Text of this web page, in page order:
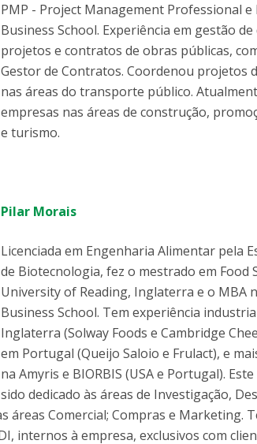
PMP - Project Management Professional e
Business School. Experiência em gestão
projetos e contratos de obras públicas,
Gestor de Contratos. Coordenou projetos
nas áreas do transporte público.
empresas nas áreas de construção,
e turismo.
Pilar Morais
Licenciada em Engenharia Alimentar pela
de Biotecnologia, fez o mestrado em Food
University of Reading, Inglaterra e o MBA
Business School. Tem experiência
Inglaterra (Solway Foods e Cambridge
em Portugal (Queijo Saloio e Frulact), e
na Amyris e BIORBIS (USA e Portugal).
sido dedicado às áreas de Investigação,
áreas Comercial; Compras e Marketing.
internos à empresa, exclusivos com